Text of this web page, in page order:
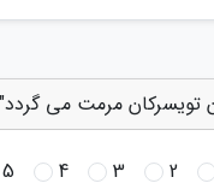
تویسرکان مرمت می گردد"
2
3
4
5